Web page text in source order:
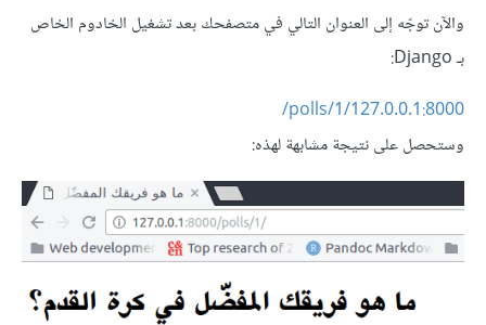
والآن توجّه إلى العنوان التالي في متصفحك بعد تشغيل الخادوم الخاص
بـ Django:
127.0.0.1:8000/polls/1/
وستحصل على نتيجة مشابهة لهذه: